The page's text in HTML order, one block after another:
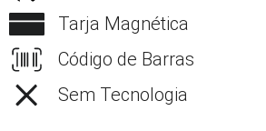
Tarja Magnética
Código de Barras
Sem Tecnologia